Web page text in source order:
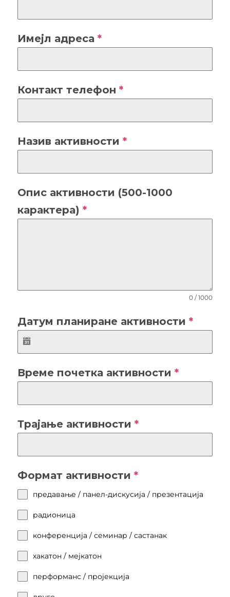
Имејл адреса *
Контакт телефон *
Назив активности *
Опис активности (500-1000
карактера) *
0 / 1000
Датум планиране активности *
Време почетка активности *
Трајање активности *
Формат активности *
предавање / панел-дискусија / презентација
радионица
конференција / семинар / састанак
хакатон / мејкатон
перформанс / пројекција